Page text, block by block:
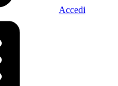
Accedi